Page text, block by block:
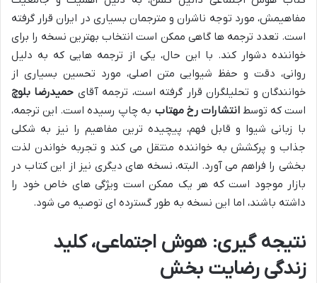
مفاهیمش، مورد توجه ناشران و مترجمان بسیاری در ایران قرار گرفته
است. تعدد ترجمه ها گاهی ممکن است انتخاب بهترین نسخه را برای
خواننده دشوار کند. با این حال، یکی از ترجمه هایی که به دلیل
روانی، دقت و حفظ شیوایی متن اصلی، مورد تحسین بسیاری از
خوانندگان و تحلیلگران قرار گرفته است، ترجمه آقای حمیدرضا بلوچ
است که توسطانتشارات رخ مهتاب به چاپ رسیده است. این ترجمه،
با زبانی شیوا و قابل فهم، پیچیده ترین مفاهیم را نیز به شکلی
جذاب و پرکشش به خواننده منتقل می کند و تجربه خواندن لذت
بخشی را فراهم می آورد. البته، نسخه های دیگری نیز از این کتاب در
بازار موجود است که هر یک ممکن است ویژگی های خاص خود را
داشته باشند، اما این نسخه به طور گسترده ای توصیه می شود.
نتیجه گیری: هوش اجتماعی، کلید
زندگی رضایت بخش